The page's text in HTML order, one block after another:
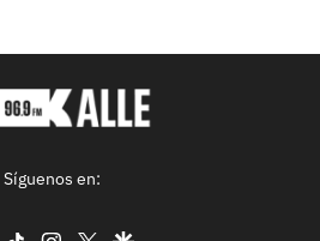
Síguenos en: